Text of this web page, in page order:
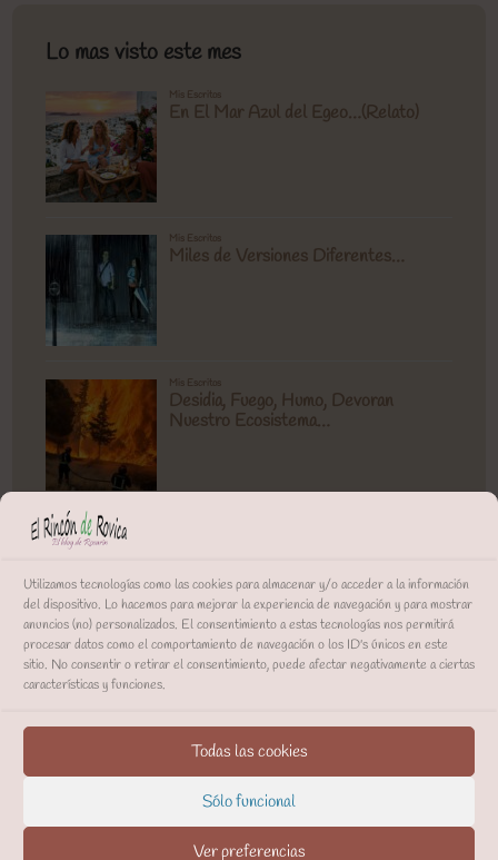
Utilizamos tecnologías como las cookies para almacenar y/o acceder a la información
del dispositivo. Lo hacemos para mejorar la experiencia de navegación y para mostrar
anuncios (no) personalizados. El consentimiento a estas tecnologías nos permitirá
procesar datos como el comportamiento de navegación o los ID's únicos en este
sitio. No consentir o retirar el consentimiento, puede afectar negativamente a ciertas
características y funciones.
Todas las cookies
Sólo funcional
Ver preferencias
Lo mas visto este mes